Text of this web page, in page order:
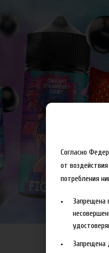
Согласно
от
потребления
Запрещена
Запрещена